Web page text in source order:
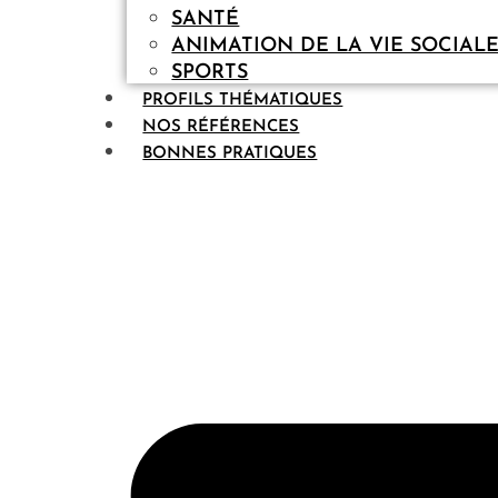
SANTÉ
ANIMATION DE LA VIE
SPORTS
PROFILS THÉMATIQUES
NOS RÉFÉRENCES
BONNES PRATIQUES